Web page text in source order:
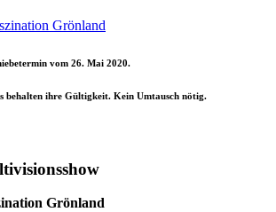
Grönland
vom 26. Mai 2020.
behalten ihre Gültigkeit. Kein Umtausch nötig.
Grönland